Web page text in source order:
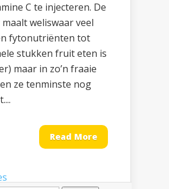
C te injecteren. De
weliswaar veel
fytonutriënten tot
stukken fruit eten is
maar in zo’n fraaie
ze tenminste nog
Read More